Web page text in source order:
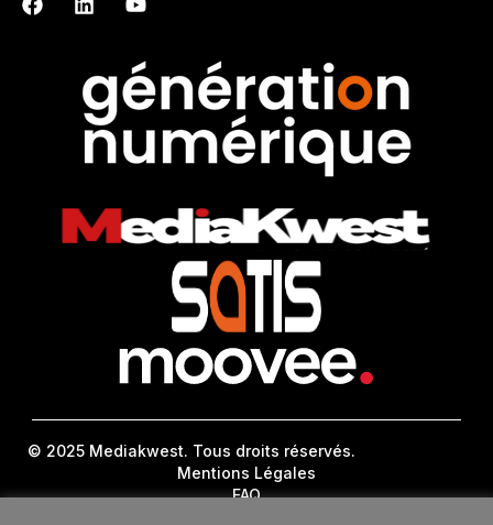
© 2025 Mediakwest. Tous droits réservés.
Mentions Légales
FAQ